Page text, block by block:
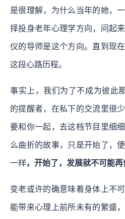
是很理解，为什么当年的她，
择投身老年心理学方向，问起
仪的导师是这个方向。直到现
这段心路历程。
事实上，我们为了不成为彼此
的提醒者，在私下的交流里很
要和你一起，去这档节目里细
么曲折的故事，只是开始了，
一样，开始了，发展就不可能再
变老或许的确意味着身体上不
能带来心理上前所未有的繁盛